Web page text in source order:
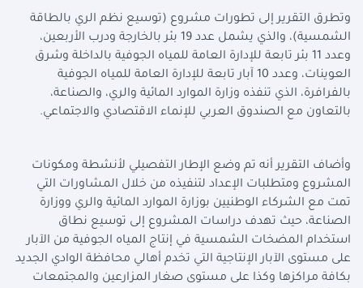
وتطرق التقرير إلى تطورات مشروع (توسيع نظم الري بالطاقة
الشمسية)، والذي يشمل عدد 19 بئر بالخارجة ودرب الأربعين،
وعدد 11 بئر تابعة للإدارة العامة للمياه الجوفية بالداخلة وشرق
العوينات، وعدد 10 آبار تابعة للإدارة العامة للمياه الجوفية
بالفرافرة، الذي تنفذه وزارة الموارد المائية والري، والصناعة،
بالتعاون مع الصندوق العربي للإنماء الاقتصادي والاجتماعي.
وأضاف التقرير أنه تم وضع الإطار التفصيلي لأنشطة ومكونات
المشروع ومتطلبات الإعداد لتنفيذه من خلال المشاورات التي
تمت مع الشركاء الوطنيين بوزارة الموارد المائية والري ووزارة
الصناعة، حيث تهدف دراسات المشروع إلى توسيع نطاق
استخدام المضخات الشمسية في إنتاج المياه الجوفية من الآبار
على مستوى الآبار الإنتاجية التي تخدم أهالي محافظة الوادي الجديد
بكافة مراكزها وكذا على مستوى صغار المزارعين والمجتمعات